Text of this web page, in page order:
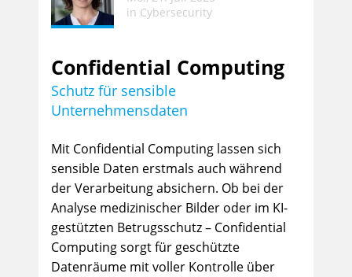
in Cybersecurity
Confidential Computing
Schutz für sensible
Unternehmensdaten
Mit Confidential Computing lassen sich
sensible Daten erstmals auch während
der Verarbeitung absichern. Ob bei der
Analyse medizinischer Bilder oder im KI-
gestützten Betrugsschutz – Confidential
Computing sorgt für geschützte
Datenräume mit voller Kontrolle über